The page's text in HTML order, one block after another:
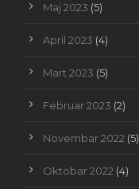
Maj 2023 (5)
April 2023 (4)
Mart 2023 (5)
Februar 2023 (2)
Novembar 2022 (5)
Oktobar 2022 (4)